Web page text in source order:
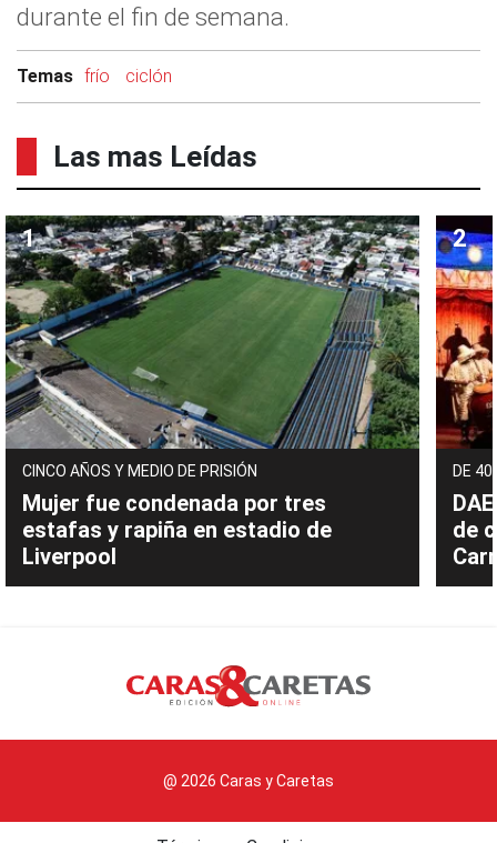
durante el fin de semana.
Temas frío ciclón
Las mas Leídas
CINCO AÑOS Y MEDIO DE PRISIÓN
Mujer fue condenada por tres
estafas y rapiña en estadio de
Liverpool
DE
de
@ 2026 Caras y Caretas